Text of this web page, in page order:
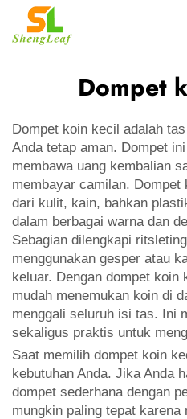
Dompet
Dompet koin kecil adalah
Anda tetap aman. Dompet
membawa uang kembalian
membayar camilan.
dari kulit, kain, bahkan
dalam berbagai warna dan
Sebagian dilengkapi
menggunakan gesper atau
keluar. Dengan dompet koin
mudah menemukan koin di
menggali seluruh isi tas. Ini
sekaligus praktis untuk
Saat memilih dompet koin
kebutuhan Anda. Jika Anda
dompet sederhana dengan
mungkin paling tepat